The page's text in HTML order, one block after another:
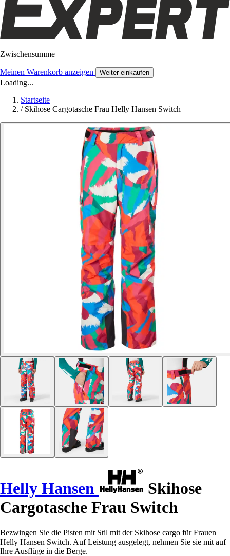
Zwischensumme
Meinen Warenkorb anzeigen Weiter einkaufen
Loading...
Startseite
/ Skihose Cargotasche Frau Helly Hansen Switch
Helly Hansen
Skihose
Cargotasche Frau Switch
Bezwingen Sie die Pisten mit Stil mit der Skihose cargo für Frauen
Helly Hansen Switch. Auf Leistung ausgelegt, nehmen Sie sie mit auf
Ihre Ausflüge in die Berge.